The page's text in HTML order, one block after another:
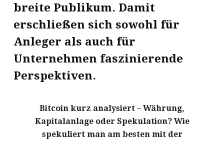
breite Publikum. Damit
erschließen sich sowohl für
Anleger als auch für
Unternehmen faszinierende
Perspektiven.
Bitcoin kurz analysiert – Währung,
Kapitalanlage oder Spekulation? Wie
spekuliert man am besten mit der